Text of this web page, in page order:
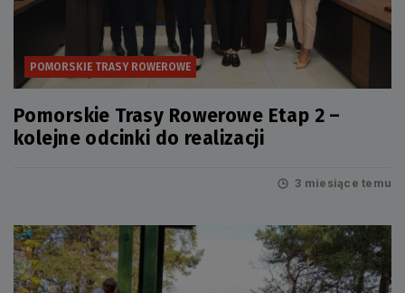
POMORSKIE TRASY ROWEROWE
Pomorskie Trasy Rowerowe Etap 2 –
kolejne odcinki do realizacji
3 miesiące temu